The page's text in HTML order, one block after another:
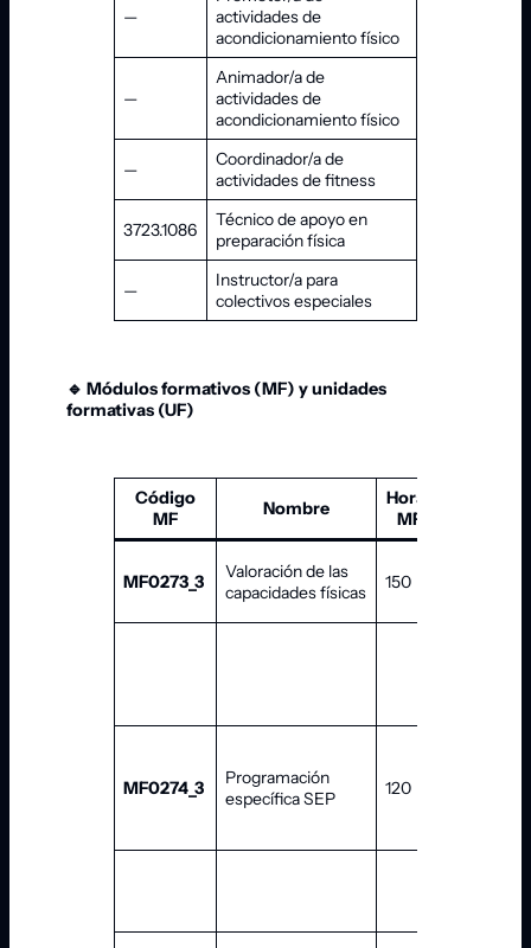
—
actividades de
acondicionamiento físico
—
Animador/a de
actividades de
acondicionamiento físico
—
Coordinador/a de
actividades de fitness
3723.1086
Técnico de apoyo en
preparación física
—
Instructor/a para
colectivos especiales
🔹 Módulos formativos (MF) y unidades
formativas (UF)
Código
MF
Nombre
Horas
MF
MF0273_3
Valoración de las
capacidades físicas
150
MF0274_3
Programación
específica SEP
120